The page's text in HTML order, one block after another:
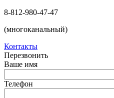
8-812-980-47-47
(многоканальный)
Контакты
Перезвонить
Ваше имя
Телефон